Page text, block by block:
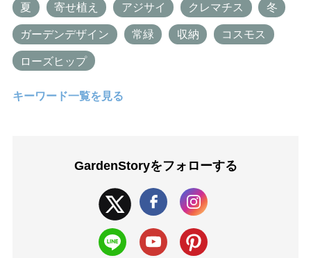
夏 寄せ植え アジサイ クレマチス 冬
ガーデンデザイン 常緑 収納 コスモス
ローズヒップ
キーワード一覧を見る
GardenStoryをフォローする